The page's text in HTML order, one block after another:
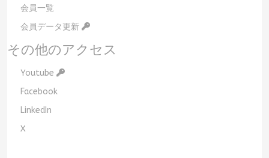
会員一覧
会員データ更新
その他のアクセス
Youtube
Facebook
LinkedIn
X